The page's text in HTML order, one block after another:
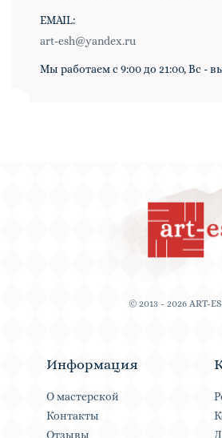
EMAIL:
art-esh@yandex.ru
Мы работаем с 9:00 до 21:00, Вс -
© 2013 - 2026 ART-
Информация
О мастерской
Контакты
Отзывы